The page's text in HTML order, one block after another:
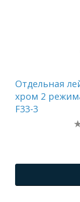
Отдельная
хром 2
F33-3